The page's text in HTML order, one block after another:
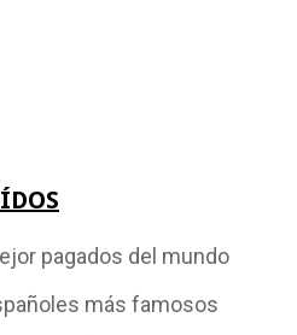
pagados del mundo
más famosos